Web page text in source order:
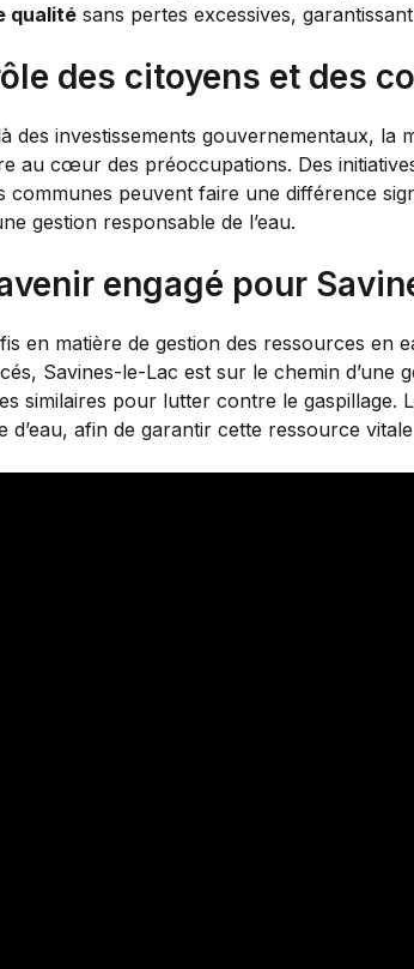
qualité sans pertes excessives,
des citoyens et des
des investissements gouvernementaux, la
au cœur des préoccupations. Des
communes peuvent faire une différence
gestion responsable de l’eau.
engagé pour
en matière de gestion des ressources en
Savines-le-Lac est sur le chemin d’une
similaires pour lutter contre le gaspillage.
d’eau, afin de garantir cette ressource